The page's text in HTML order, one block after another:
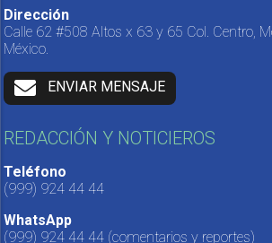
Dirección
Calle 62 #508 Altos x 63 y 65 Col. Centro,
México.
ENVIAR MENSAJE
REDACCIÓN Y NOTICIEROS
Teléfono
(999) 924 44 44
WhatsApp
(999) 924 44 44 (comentarios y reportes)